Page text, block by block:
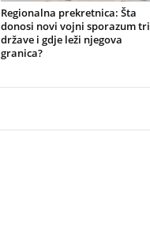
​Regionalna prekretnica: Šta
donosi novi vojni sporazum tri
države i gdje leži njegova
granica?